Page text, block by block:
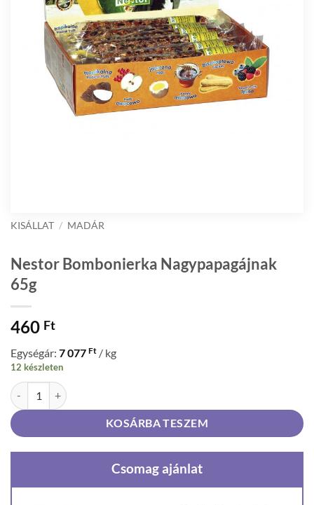
KISÁLLAT / MADÁR
Nestor Bombonierka Nagypapagájnak
65g
460 Ft
Egységár: 7 077 Ft / kg
12 készleten
Nestor Bombonierka Nagypapagájnak 65g mennyiség
KOSÁRBA TESZEM
Csomag ajánlat